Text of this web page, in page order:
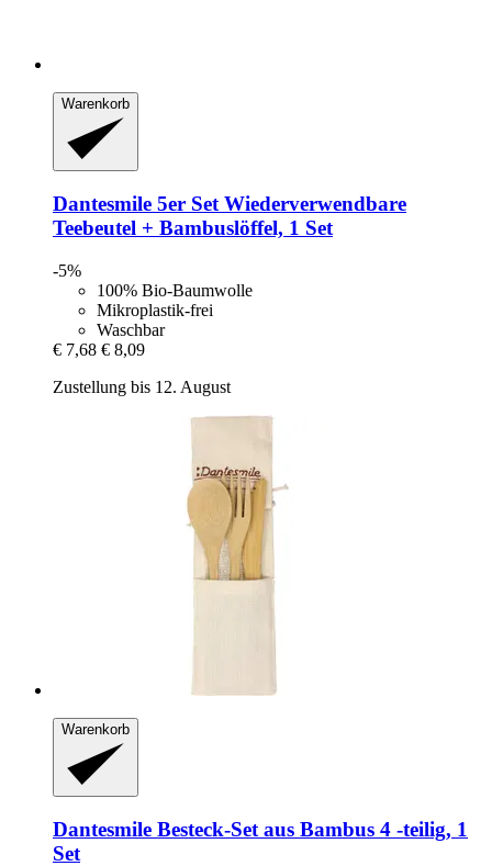
Warenkorb
Dantesmile 5er Set Wiederverwendbare
Teebeutel + Bambuslöffel, 1 Set
-5%
100% Bio-Baumwolle
Mikroplastik-frei
Waschbar
€ 7,68 € 8,09
Zustellung bis 12. August
Warenkorb
Dantesmile Besteck-​Set aus Bambus 4 -​teilig, 1
Set